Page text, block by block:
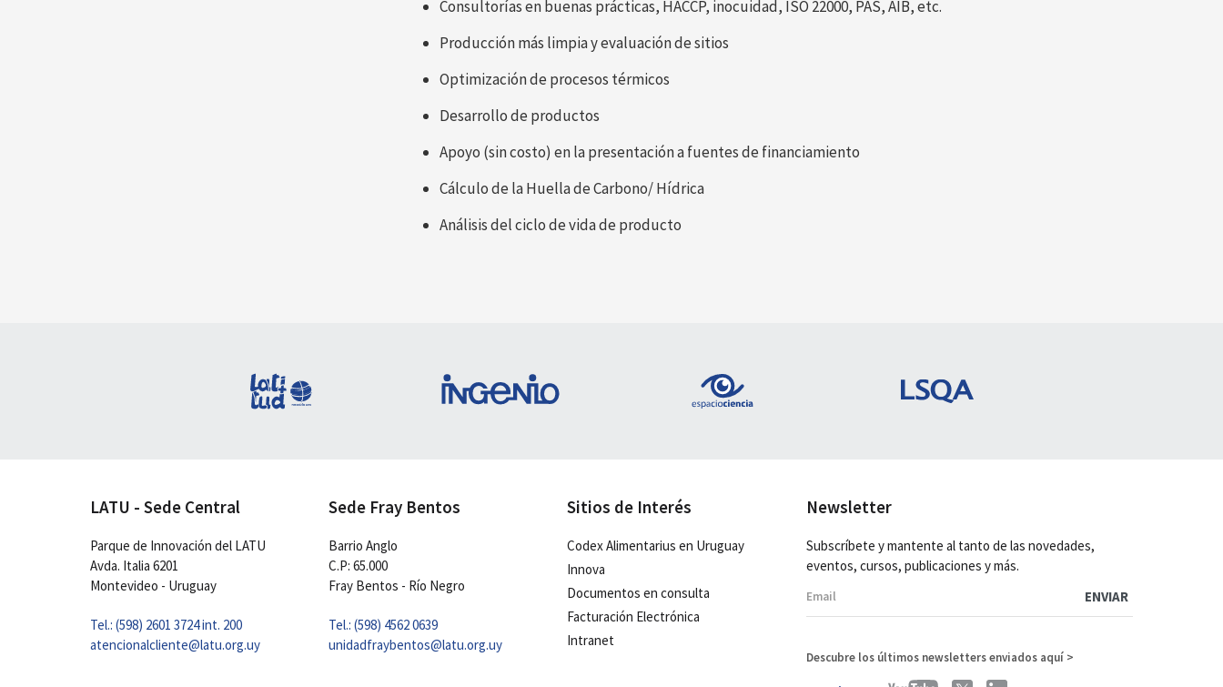
Consultorías en buenas prácticas, HACCP, inocuidad, ISO 22000, PAS, AIB, etc.
Producción más limpia y evaluación de sitios
Optimización de procesos térmicos
Desarrollo de productos
Apoyo (sin costo) en la presentación a fuentes de financiamiento
Cálculo de la Huella de Carbono/ Hídrica
Análisis del ciclo de vida de producto
LATU - Sede Central
Parque de Innovación del LATU
Avda. Italia 6201
Montevideo - Uruguay
Tel.: (598) 2601 3724 int. 200
atencionalcliente@latu.org.uy
Sede Fray Bentos
Barrio Anglo
C.P: 65.000
Fray Bentos - Río Negro
Tel.: (598) 4562 0639
unidadfraybentos@latu.org.uy
Sitios de Interés
Codex Alimentarius en Uruguay
Innova
Documentos en consulta
Facturación Electrónica
Intranet
Newsletter
Subscríbete y mantente al tanto de las novedades,
eventos, cursos, publicaciones y más.
Descubre los últimos newsletters enviados aquí >